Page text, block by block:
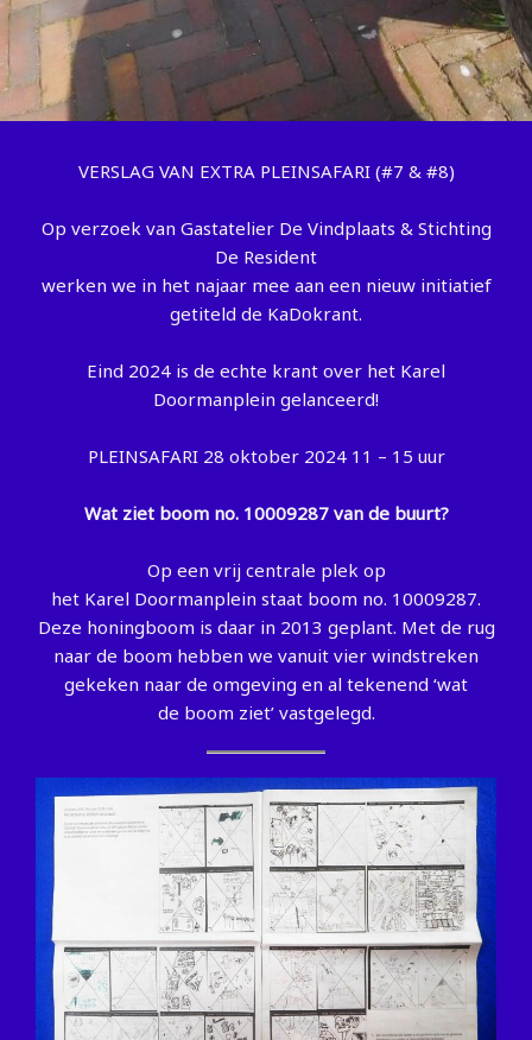
VERSLAG VAN EXTRA PLEINSAFARI (#7 & #8)
Op verzoek van Gastatelier De Vindplaats & Stichting
De Resident
werken we in het najaar mee aan een nieuw initiatief
getiteld de KaDokrant.
Eind 2024 is de echte krant over het Karel
Doormanplein gelanceerd!
PLEINSAFARI 28 oktober 2024 11 – 15 uur
Wat ziet boom no. 10009287 van de buurt?
Op een vrij centrale plek op
het Karel Doormanplein staat boom no. 10009287.
Deze honingboom is daar in 2013 geplant. Met de rug
naar de boom hebben we vanuit vier windstreken
gekeken naar de omgeving en al tekenend ‘wat
de boom ziet’ vastgelegd.